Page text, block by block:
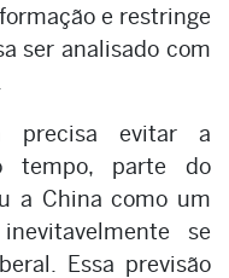
e restringe
ser analisado com
precisa evitar a
tempo, parte do
a China como um
se
Essa previsão